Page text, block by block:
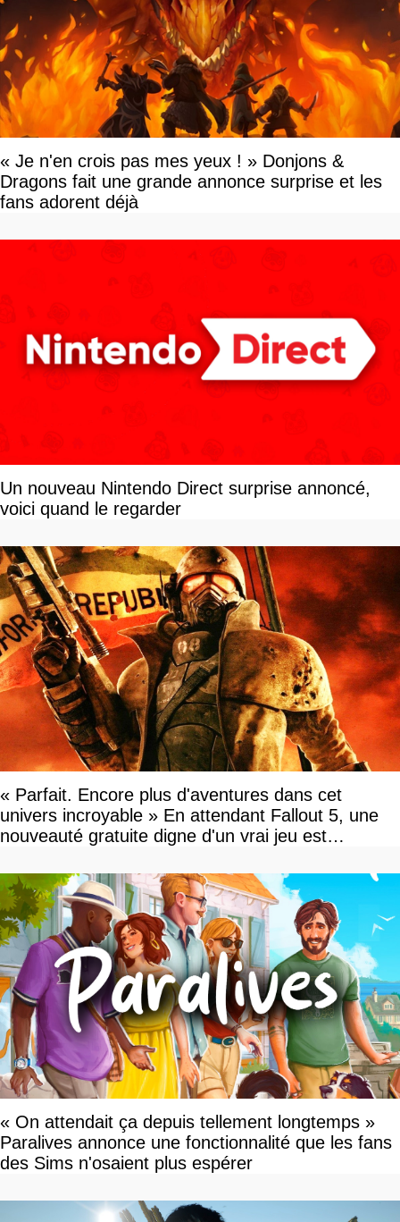
« Je n'en crois pas mes yeux ! » Donjons &
Dragons fait une grande annonce surprise et les
fans adorent déjà
Un nouveau Nintendo Direct surprise annoncé,
voici quand le regarder
« Parfait. Encore plus d'aventures dans cet
univers incroyable » En attendant Fallout 5, une
nouveauté gratuite digne d'un vrai jeu est
« On attendait ça depuis tellement longtemps »
Paralives annonce une fonctionnalité que les fans
des Sims n'osaient plus espérer